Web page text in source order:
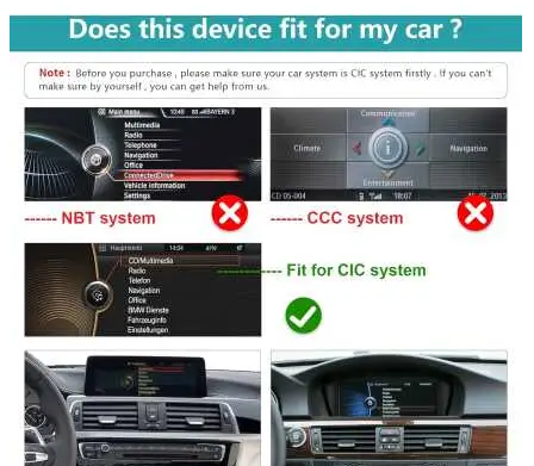
Navigație Skoda Octavia 3
Navigație Skoda Rapid
Navigație Skoda Superb 1
Navigație Skoda Superb 2
Navigație Toyota Avensis T25
Portbagaj Plafon Auto
Sub 350 Litri
Peste 350 Litri
Peste 450 litri
Accesorii auto masina
Accesorii Dacia Duster 3
Accesorii Duster 2
Accesorii Dacia Jogger
Parfum masina
Copertine auto
Incalzitor diesel
Antifurt masina
Blog
Despre Noi